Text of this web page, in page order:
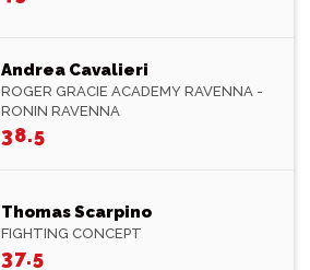
Andrea Cavalieri
ROGER GRACIE ACADEMY RAVENNA -
RONIN RAVENNA
38.5
Thomas Scarpino
FIGHTING CONCEPT
37.5